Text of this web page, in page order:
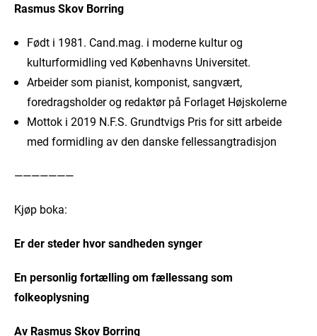
Rasmus Skov Borring
Født i 1981. Cand.mag. i moderne kultur og
kulturformidling ved Københavns Universitet.
Arbeider som pianist, komponist, sangvært,
foredragsholder og redaktør på Forlaget Højskolerne
Mottok i 2019 N.F.S. Grundtvigs Pris for sitt arbeide
med formidling av den danske fellessangtradisjon
———————
Kjøp boka:
Er der steder hvor sandheden synger
En personlig fortælling om fællessang som
folkeoplysning
Av Rasmus Skov Borring